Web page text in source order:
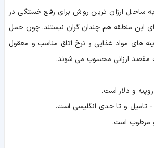
ساحل ارزان ترین روش برای رفع خستگی در
این منطقه هم چندان گران نیستند. چون حمل
های مواد غذایی و نرخ اتاق مناسب و معقول
مقصد ارزانی محسوب می شوند.
و دلار است.
- تامیل و تا حدی انگلیسی است.
مرطوب است.